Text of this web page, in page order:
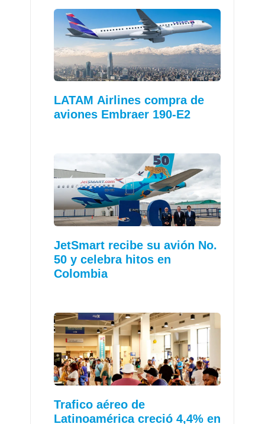
LATAM Airlines compra de
aviones Embraer 190-E2
JetSmart recibe su avión No.
50 y celebra hitos en
Colombia
Trafico aéreo de
Latinoamérica creció 4,4% en